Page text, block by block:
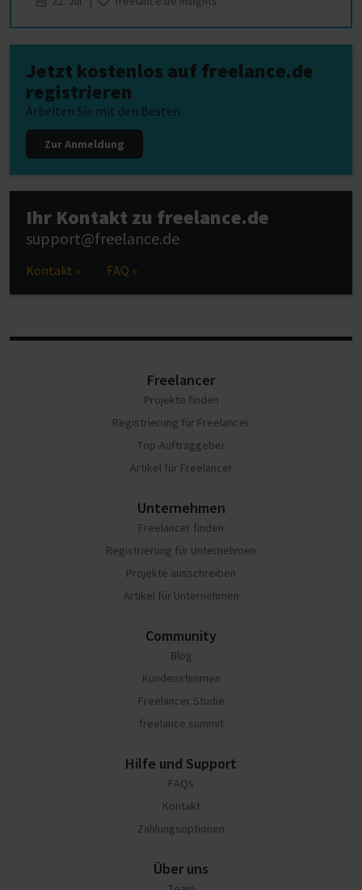
Jetzt kostenlos auf freelance.de
registrieren
Arbeiten Sie mit den Besten
Zur Anmeldung
Ihr Kontakt zu freelance.de
support@freelance.de
Kontakt » FAQ »
Freelancer
Projekte finden
Registrierung für Freelancer
Top-Auftraggeber
Artikel für Freelancer
Unternehmen
Freelancer finden
Registrierung für Unternehmen
Projekte ausschreiben
Artikel für Unternehmen
Community
Blog
Kundenstimmen
Freelancer Studie
freelance summit
Hilfe und Support
FAQs
Kontakt
Zahlungsoptionen
Über uns